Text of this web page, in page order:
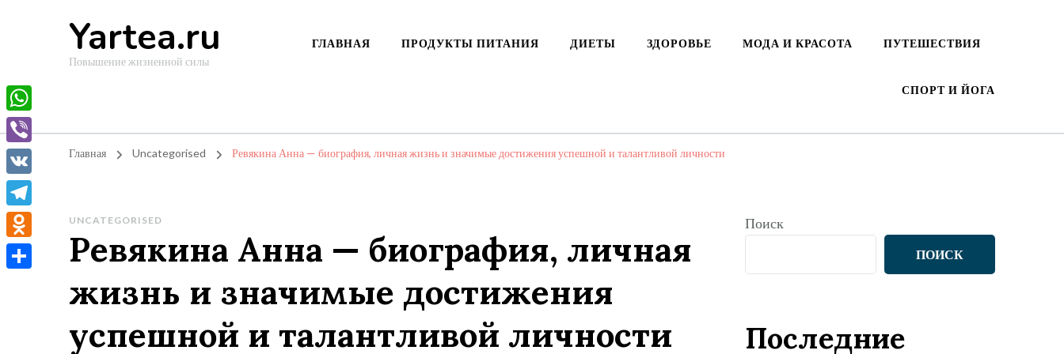
Yartea.ru
Повышение жизненной силы
ГЛАВНАЯ ПРОДУКТЫ ПИТАНИЯ ДИЕТЫ ЗДОРОВЬЕ МОДА И КРАСОТА ПУТЕШЕСТВИЯ
СПОРТ И ЙОГА
Главная Uncategorised Ревякина Анна — биография, личная жизнь и значимые достижения успешной и талантливой личности
UNCATEGORISED
Ревякина Анна — биография, личная
жизнь и значимые достижения
успешной и талантливой личности
Поиск
ПОИСК
Последние
WhatsApp
Viber
VK
Telegram
Odnoklassniki